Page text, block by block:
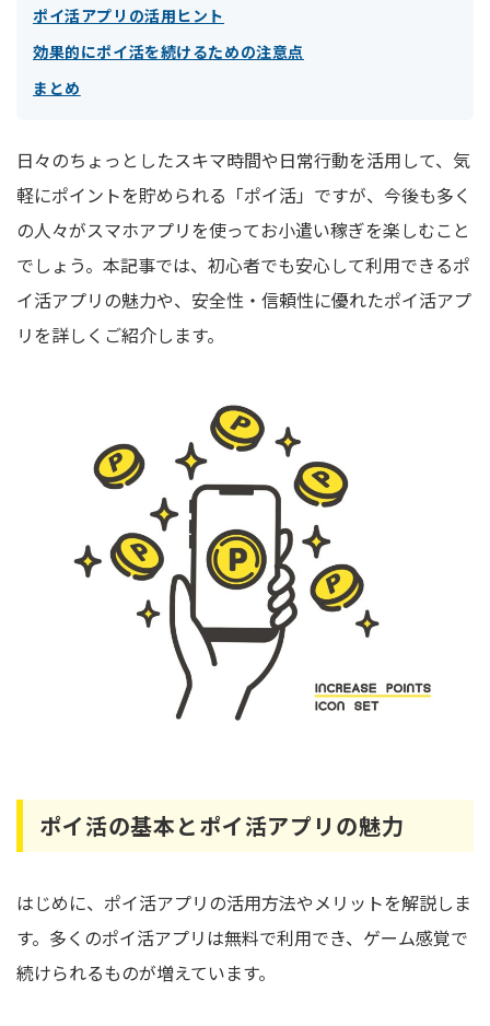
ポイ活アプリの活用ヒント
効果的にポイ活を続けるための注意点
まとめ
日々のちょっとしたスキマ時間や日常行動を活用して、気
軽にポイントを貯められる「ポイ活」ですが、今後も多く
の人々がスマホアプリを使ってお小遣い稼ぎを楽しむこと
でしょう。本記事では、初心者でも安心して利用できるポ
イ活アプリの魅力や、安全性・信頼性に優れたポイ活アプ
リを詳しくご紹介します。
ポイ活の基本とポイ活アプリの魅力
はじめに、ポイ活アプリの活用方法やメリットを解説しま
す。多くのポイ活アプリは無料で利用でき、ゲーム感覚で
続けられるものが増えています。